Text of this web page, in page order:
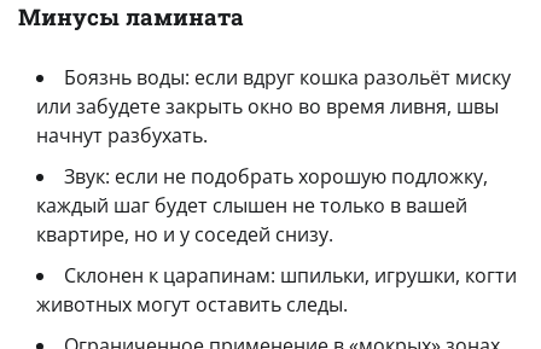
Минусы ламината
Боязнь воды: если вдруг кошка разольёт миску
или забудете закрыть окно во время ливня, швы
начнут разбухать.
Звук: если не подобрать хорошую подложку,
каждый шаг будет слышен не только в вашей
квартире, но и у соседей снизу.
Склонен к царапинам: шпильки, игрушки, когти
животных могут оставить следы.